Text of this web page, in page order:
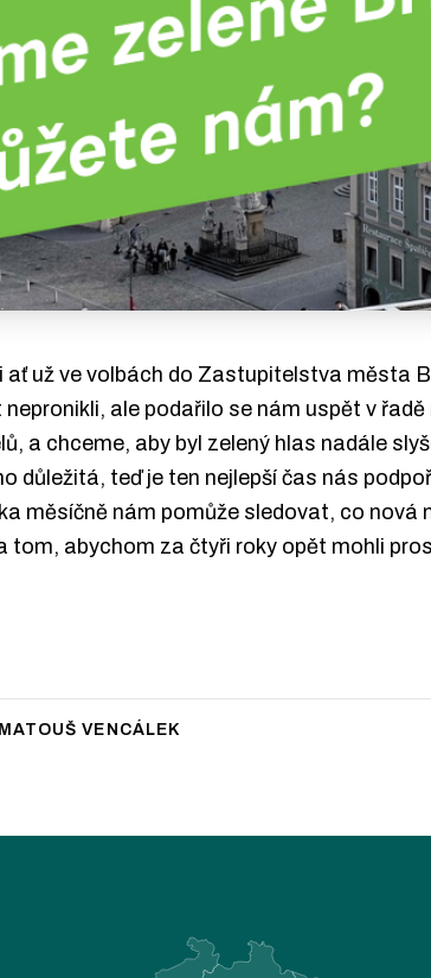
ať už ve volbách do Zastupitelstva
ale podařilo se nám uspět v
a chceme, aby byl zelený hlas nadále
důležitá, teď je ten nejlepší čas nás
měsíčně nám pomůže sledovat, co
tom, abychom za čtyři roky opět mohli
MATOUŠ VENCÁLEK